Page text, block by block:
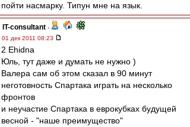
пойти насмарку. Типун мне на язык.
IT-consultant -
01 дек 2011 08:23
2 Ehidna
Юль, тут даже и думать не нужно )
Валера сам об этом сказал в 90 минут
неготовность Спартака играть на несколько
фронтов
и неучастие Спартака в еврокубках будущей
весной - "наше преимущество"